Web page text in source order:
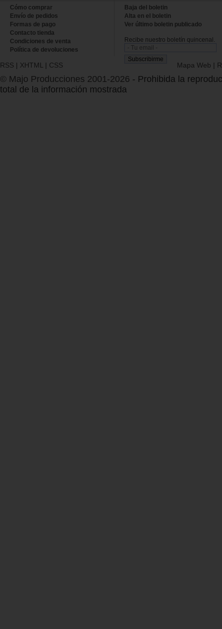
Cómo comprar
Envío de pedidos
Formas de pago
Contacto tienda
Condiciones de venta
Política de devoluciones
Baja del boletin
Alta en el boletin
Ver último boletin publicado
Recibe nuestro boletín quincenal.
RSS | XHTML | CSS Mapa Web |
© Majo Producciones 2001-2026 - Prohibida la
total de la información mostrada